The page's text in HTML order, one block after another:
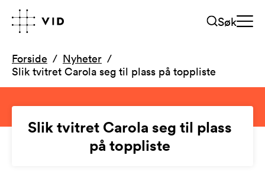
Søk
Forside
Nyheter
Slik tvitret Carola seg til plass på toppliste
Slik tvitret Carola seg til plass
på toppliste